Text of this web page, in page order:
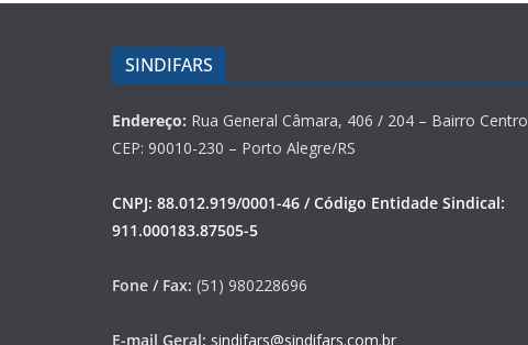
SINDIFARS
Endereço: Rua General Câmara, 406 / 204 – Bairro Centro
CEP: 90010-230 – Porto Alegre/RS
CNPJ: 88.012.919/0001-46 / Código Entidade Sindical:
911.000183.87505-5
Fone / Fax: (51) 980228696
E-mail Geral: sindifars@sindifars.com.br